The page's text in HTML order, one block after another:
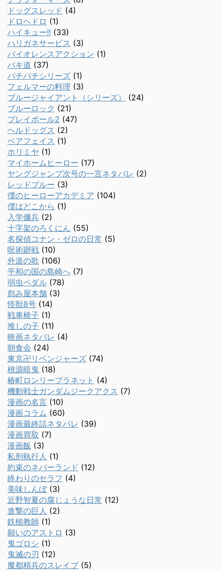
ドッグスレッド (4)
ドロヘドロ (1)
ハイキュー!! (33)
ハリガネサービス (3)
バイオレンスアクション (1)
バキ道 (37)
バチバチシリーズ (1)
フェルマーの料理 (3)
ブルージャイアント（シリーズ）
(24)
ブルーロック (21)
プレイボール2 (47)
ヘルドッグス (2)
ベアフェイス (1)
ホリミヤ (1)
マイホームヒーロー (17)
ヤングジャンプ次号の一言ネタバレ (2)
レッドブルー (3)
僕のヒーローアカデミア (104)
僕はどこから (1)
入学傭兵 (2)
十字架のろくにん (55)
名探偵コナン・ゼロの日常 (5)
呪術廻戦 (10)
外道の歌 (106)
平和の国の島崎へ (7)
弱虫ペダル (78)
怨み屋本舗 (3)
怪獣8号 (14)
戦車椅子 (1)
推しの子 (11)
映画ネタバレ (4)
朝食会 (24)
東京卍リベンジャーズ (74)
桃源暗鬼 (18)
椿町ロンリープラネット (4)
機動戦士ガンダムジークアクス (7)
漫画の名言 (10)
漫画コラム (60)
漫画最終話ネタバレ (39)
漫画買取 (7)
漫画飯 (3)
私刑執行人 (1)
約束のネバーランド (12)
終わりのセラフ (4)
美味しんぼ(3)
近野智夏の腐じょうな日常 (12)
進撃の巨人 (2)
鉄槌教師 (1)
願いのアストロ (3)
鬼ゴロシ (1)
鬼滅の刃 (12)
魔都精兵のスレイブ (5)